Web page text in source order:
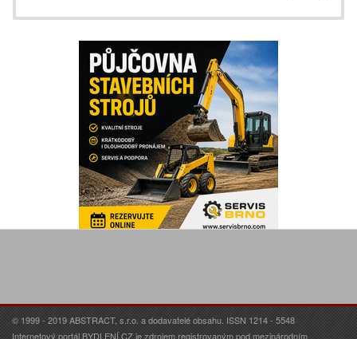
© 1999 - 2019 ABSTRACT, s.r.o. a dodavatelé obsahu. ISSN 1214 - 5548
Internetový portál BYDLENÍ.CZ je zdrojem registrovaným pod mezinárodním